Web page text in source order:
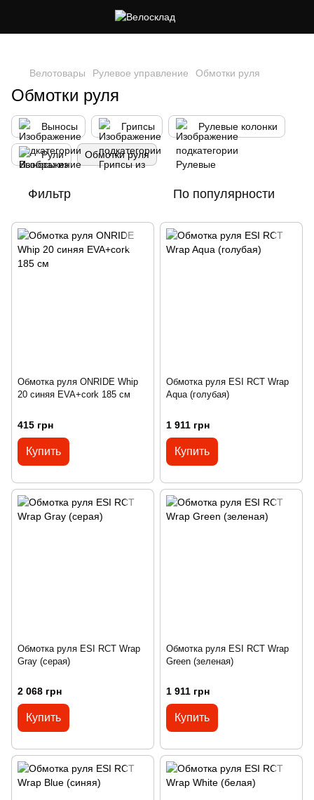
Велотовары Рулевое управление Обмотки руля
Обмотки руля
Выносы Грипсы Рулевые колонки
Рули Обмотки руля
Фильтр По популярности
Обмотка руля ONRIDE Whip
20 синяя EVA+cork 185 см
415 грн
Купить
Обмотка руля ESI RCT Wrap
Aqua (голубая)
1 911 грн
Купить
Обмотка руля ESI RCT Wrap
Gray (серая)
2 068 грн
Купить
Обмотка руля ESI RCT Wrap
Green (зеленая)
1 911 грн
Купить